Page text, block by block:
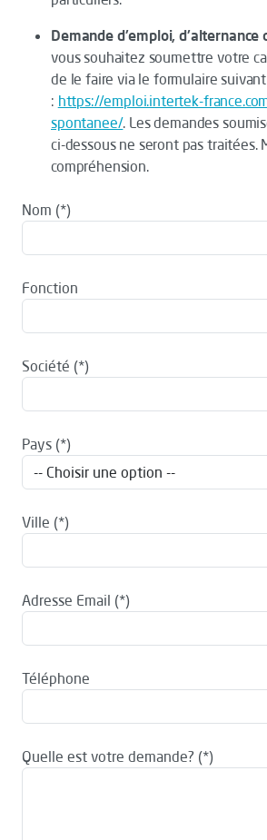
Demande d'emploi, d'alternance
vous souhaitez soumettre votre
de le faire via le formulaire suivant
: https://emploi.intertek-
spontanee/. Les demandes
ci-dessous ne seront pas traitées.
compréhension.
Nom
Fonction
Société
Pays
Ville
Adresse Email
Téléphone
Quelle est votre demande?